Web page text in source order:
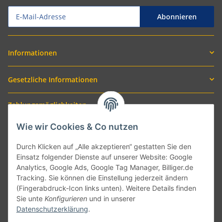
Abonnieren
Informationen
Gesetzliche Informationen
Zahlungsmöglichkeiten
Versand mit
Wie wir Cookies & Co nutzen
Durch Klicken auf „Alle akzeptieren“ gestatten Sie den
Einsatz folgender Dienste auf unserer Website: Google
Analytics, Google Ads, Google Tag Manager, Billiger.de
Tracking. Sie können die Einstellung jederzeit ändern
(Fingerabdruck-Icon links unten). Weitere Details finden
Sie unte Konfigurieren und in unserer
Datenschutzerklärung.